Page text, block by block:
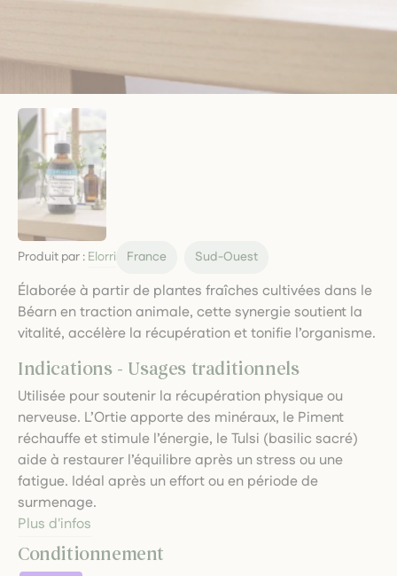
Produit par : Elorri France Sud-Ouest
Élaborée à partir de plantes fraîches cultivées dans le
Béarn en traction animale, cette synergie soutient la
vitalité, accélère la récupération et tonifie l’organisme.
Indications - Usages traditionnels
Utilisée pour soutenir la récupération physique ou
nerveuse. L’Ortie apporte des minéraux, le Piment
réchauffe et stimule l’énergie, le Tulsi (basilic sacré)
aide à restaurer l’équilibre après un stress ou une
fatigue. Idéal après un effort ou en période de
surmenage.
Plus d'infos
Conditionnement